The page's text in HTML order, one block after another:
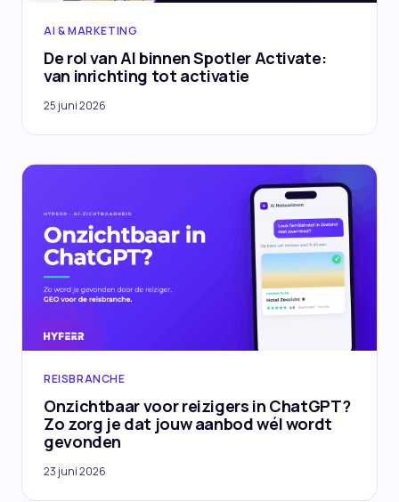
AI & MARKETING
De rol van AI binnen Spotler Activate:
van inrichting tot activatie
25 juni 2026
REISBRANCHE
Onzichtbaar voor reizigers in ChatGPT?
Zo zorg je dat jouw aanbod wél wordt
gevonden
23 juni 2026